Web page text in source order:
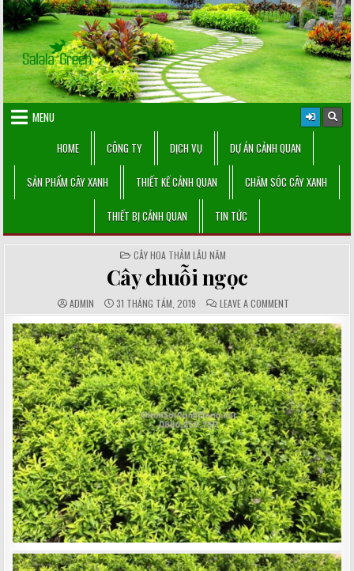
Skip
to
content
MENU
HOME
CÔNG TY DỊCH VỤ DỰ ÁN CẢNH QUAN
SẢN PHẨM CÂY XANH THIẾT KẾ CẢNH QUAN CHĂM SÓC CÂY XANH
THIẾT BỊ CẢNH QUAN TIN TỨC
POSTED
IN
CÂY HOA THẢM LÂU NĂM
Cây chuỗi ngọc
AUTHOR:
ADMIN PUBLISHED
DATE:
31 THÁNG TÁM, 2019 COMMENTS:
LEAVE A COMMENTON
CÂY
CHUỖI
NGỌC